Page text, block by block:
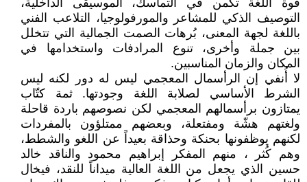
قوة اللغة تكمن في التماسك، الموسيقى الداخلية،
التوصيف الذكي للمشاعر والمورفولوجيا، التلاعب الفني
باللغة لجهة المعنى، بُرهات الصمت الجمالية التي تتخلل
بين جملة وأخرى، تنوع المرادفات واستخدامها في
المكان والزمان المناسبين.
لا أُنفي إن الرأسمال المعجمي ليس له دور لكنه ليس
الشرط الأساسي لصلابة اللغة وجودتها. ثمة كتّاب
يمتازون برأسمالهم المعجمي لكن نصوصهم باردة قاحلة
ولغتهم هشّة ومفتعلة، وبعضهم ممتلؤون بالمفردات
لكنهم يوظفونها بحنكة وحذاقة بعيداً عن اللغو والشطط،
وهم كُثر ، منهم المفكر إبراهيم محمود والناقد خالد
حسين الذي يجعل من اللغة العالية ميداناً للنقد، فيخال